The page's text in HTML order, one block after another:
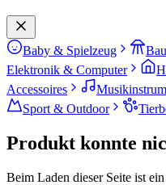
Baby & Spielzeug
Elektronik & Computer
Accessoires
Sport & Outdoor
Produkt konnte
Beim Laden dieser Seite ist